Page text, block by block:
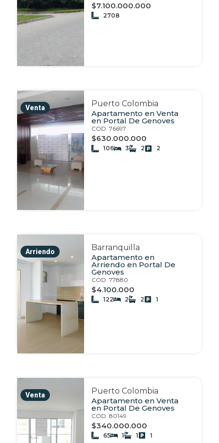
$7.100.000.000
2708
Venta
Puerto Colombia
Apartamento en Venta
en Portal De Genoves
COD. 76697
$630.000.000
106 3 2 2
Arriendo
Barranquilla
Apartamento en
Arriendo en Portal De
Genoves
COD. 77880
$4.100.000
122 2 2 1
Venta
Puerto Colombia
Apartamento en Venta
en Portal De Genoves
COD. 80149
$340.000.000
65 1 1 1